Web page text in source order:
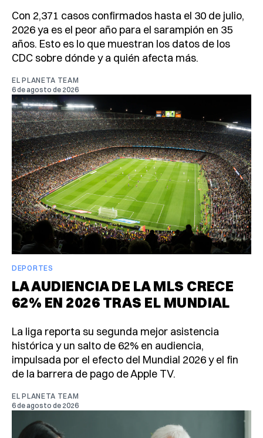
Con 2,371 casos confirmados hasta el 30 de julio,
2026 ya es el peor año para el sarampión en 35
años. Esto es lo que muestran los datos de los
CDC sobre dónde y a quién afecta más.
EL PLANETA TEAM
6 de agosto de 2026
DEPORTES
LA AUDIENCIA DE LA MLS CRECE
62% EN 2026 TRAS EL MUNDIAL
La liga reporta su segunda mejor asistencia
histórica y un salto de 62% en audiencia,
impulsada por el efecto del Mundial 2026 y el fin
de la barrera de pago de Apple TV.
EL PLANETA TEAM
6 de agosto de 2026